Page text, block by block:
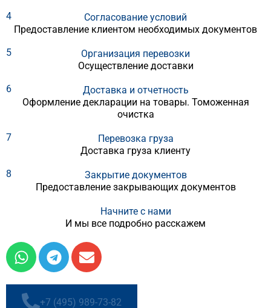
4
Согласование условий
Предоставление клиентом необходимых документов
5
Организация перевозки
Осуществление доставки
6
Доставка и отчетность
Оформление декларации на товары. Томоженная
очистка
7
Перевозка груза
Доставка груза клиенту
8
Закрытие документов
Предоставление закрывающих документов
Начните с нами
И мы все подробно расскажем
+7 (495) 989-73-82